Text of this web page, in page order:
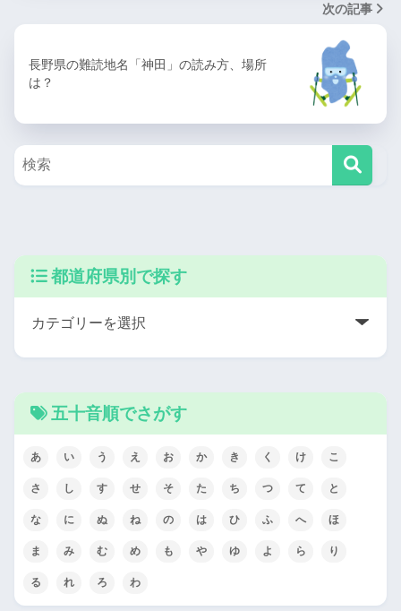
次の記事
長野県の難読地名「神田」の読み方、場所
は？
都道府県別で探す
五十音順でさがす
あ い う え お か き く け こ
さ し す せ そ た ち つ て と
な に ぬ ね の は ひ ふ へ ほ
ま み む め も や ゆ よ ら り
る れ ろ わ